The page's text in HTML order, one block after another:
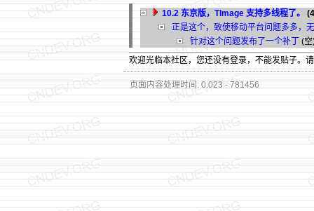
10.2 东京版，TImage 支持多线程了。
正是这个，致使移动平台问题多多，
针对这个问题发布了一个补丁
(空
欢迎光临本社区，您还没有登录，不能发贴子。
页面内容处理时间: 0.023 - 781456